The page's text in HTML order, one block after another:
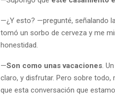
—¿Y esto? —pregunté, señalando
tomó un sorbo de cerveza y me
honestidad.
—Son como unas vacaciones.
claro, y disfrutar. Pero sobre todo,
que esta conversación que